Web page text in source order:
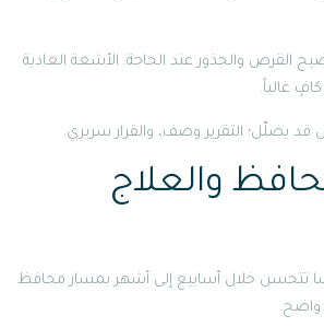
القرص والجذور عند الحاجة. الأشعة العادية
غالباً.
يضلّل؛ التقرير وصف، والقرار سريري.
والعلاج
تتحسن خلال أسابيع إلى أشهر بمسار محافظ
واضح.